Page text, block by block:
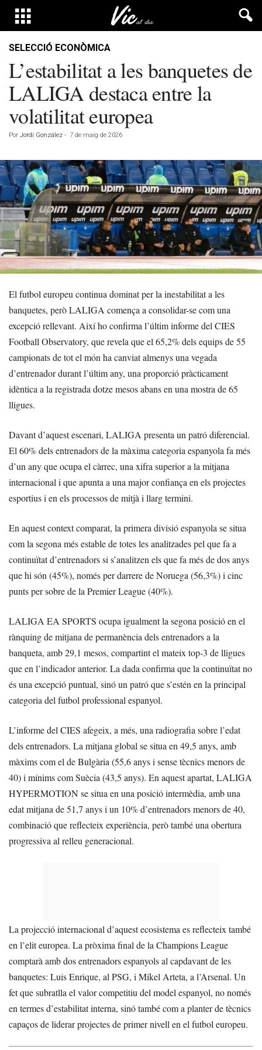
SELECCIÓ ECONÒMICA
L’estabilitat a les banquetes de
LALIGA destaca entre la
volatilitat europea
Por Jordi González - 7 de maig de 2026
El futbol europeu continua dominat per la inestabilitat a les
banquetes, però LALIGA comença a consolidar-se com una
excepció rellevant. Així ho confirma l’últim informe del CIES
Football Observatory, que revela que el 65,2% dels equips de 55
campionats de tot el món ha canviat almenys una vegada
d’entrenador durant l’últim any, una proporció pràcticament
idèntica a la registrada dotze mesos abans en una mostra de 65
lligues.
Davant d’aquest escenari, LALIGA presenta un patró diferencial.
El 60% dels entrenadors de la màxima categoria espanyola fa més
d’un any que ocupa el càrrec, una xifra superior a la mitjana
internacional i que apunta a una major confiança en els projectes
esportius i en els processos de mitjà i llarg termini.
En aquest context comparat, la primera divisió espanyola se situa
com la segona més estable de totes les analitzades pel que fa a
continuïtat d’entrenadors si s’analitzen els que fa més de dos anys
que hi són (45%), només per darrere de Noruega (56,3%) i cinc
punts per sobre de la Premier League (40%).
LALIGA EA SPORTS ocupa igualment la segona posició en el
rànquing de mitjana de permanència dels entrenadors a la
banqueta, amb 29,1 mesos, compartint el mateix top-3 de lligues
que en l’indicador anterior. La dada confirma que la continuïtat no
és una excepció puntual, sinó un patró que s’estén en la principal
categoria del futbol professional espanyol.
L’informe del CIES afegeix, a més, una radiografia sobre l’edat
dels entrenadors. La mitjana global se situa en 49,5 anys, amb
màxims com el de Bulgària (55,6 anys i sense tècnics menors de
40) i mínims com Suècia (43,5 anys). En aquest apartat, LALIGA
HYPERMOTION se situa en una posició intermèdia, amb una
edat mitjana de 51,7 anys i un 10% d’entrenadors menors de 40,
combinació que reflecteix experiència, però també una obertura
progressiva al relleu generacional.
La projecció internacional d’aquest ecosistema es reflecteix també
en l’elit europea. La pròxima final de la Champions League
comptarà amb dos entrenadors espanyols al capdavant de les
banquetes: Luis Enrique, al PSG, i Mikel Arteta, a l’Arsenal. Un
fet que subratlla el valor competitiu del model espanyol, no només
en termes d’estabilitat interna, sinó també com a planter de tècnics
capaços de liderar projectes de primer nivell en el futbol europeu.